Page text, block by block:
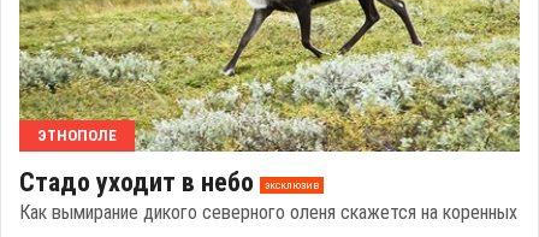
ЭТНОПОЛЕ
Стадо уходит в небо эксклюзив
Как вымирание дикого северного оленя скажется на коренных